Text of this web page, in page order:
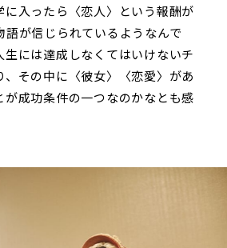
に入ったら〈恋人〉という報酬が
語が信じられているようなんで
生には達成しなくてはいけないチ
、その中に〈彼女〉〈恋愛〉があ
が成功条件の一つなのかなとも感